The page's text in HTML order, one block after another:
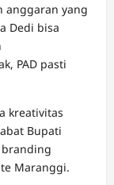
anggaran yang
Dedi bisa
PAD pasti
kreativitas
Bupati
branding
Maranggi.